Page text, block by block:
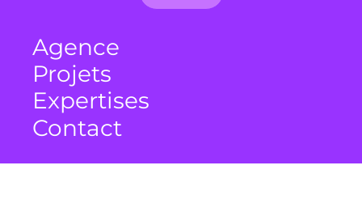
Agence
Projets
Expertises
Contact